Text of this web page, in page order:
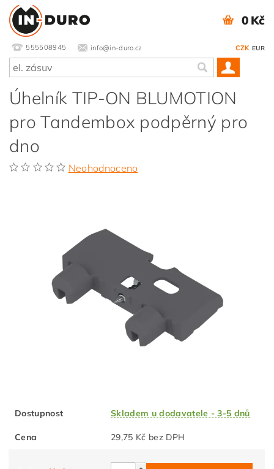
555508945 info@in-duro.cz CZK EUR
0 Kč
Úhelník TIP-ON BLUMOTION
pro Tandembox podpěrný pro
dno
Neohodnoceno
Dostupnost Skladem u dodavatele - 3-5 dnů
Cena 29,75 Kč bez DPH